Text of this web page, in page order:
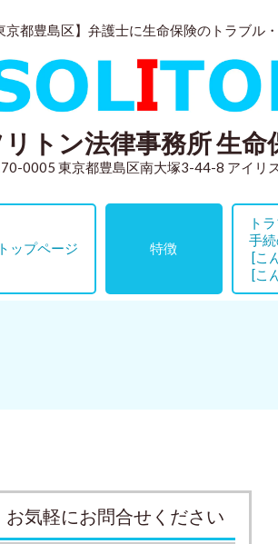
京都豊島区】弁護士に生命保険のトラブル
リトン法律事務所 生命
0005 東京都豊島区南大塚3-44-8 アイリ
トップページ 特徴
ト
手
[こ
[こ
お気軽にお問合せください